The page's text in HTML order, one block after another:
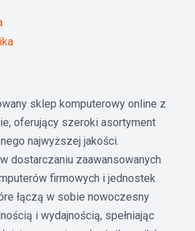
sklep komputerowy online z
oferujący szeroki asortyment
najwyższej jakości.
dostarczaniu zaawansowanych
firmowych i jednostek
łączą w sobie nowoczesny
i wydajnością, spełniając